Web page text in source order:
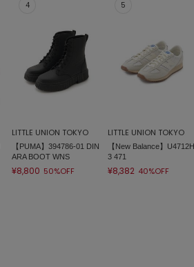
LITTLE UNION TOKYO
【PUMA】394786-01 DIN
ARA BOOT WNS
¥8,800 50%OFF
LITTLE UNION TOKYO
【New Balance】U4712H
3 471
¥8,382 40%OFF